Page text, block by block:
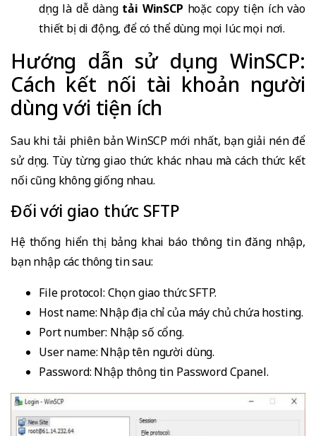
dụng là dễ dàng tải WinSCP hoặc copy tiện ích vào
thiết bị di động, để có thể dùng mọi lúc mọi nơi.
Hướng dẫn sử dụng WinSCP:
Cách kết nối tài khoản người
dùng với tiện ích
Sau khi tải phiên bản WinSCP mới nhất, bạn giải nén để
sử dụng. Tùy từng giao thức khác nhau mà cách thức kết
nối cũng không giống nhau.
Đối với giao thức SFTP
Hệ thống hiển thị bảng khai báo thông tin đăng nhập,
bạn nhập các thông tin sau:
File protocol: Chọn giao thức SFTP.
Host name: Nhập địa chỉ của máy chủ chứa hosting.
Port number: Nhập số cổng.
User name: Nhập tên người dùng.
Password: Nhập thông tin Password Cpanel.